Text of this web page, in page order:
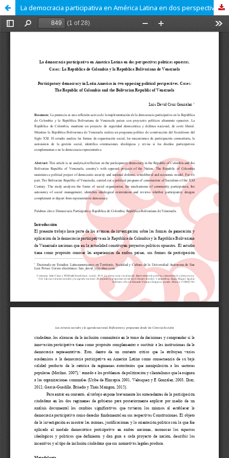
La democracia participativa en América Latina en dos perspectivas políticas opuestas. Casos: La República de Colombia y la República Bolivariana de Venezuela.